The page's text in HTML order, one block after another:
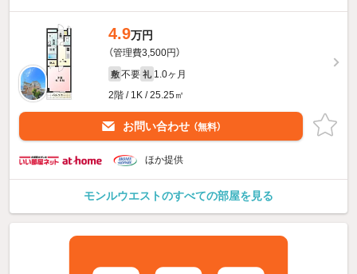
4.9万円
（管理費3,500円）
敷 不要 礼 1.0ヶ月
2階 / 1K / 25.25㎡
お問い合わせ （無料）
ほか提供
モンルウエストのすべての部屋を見る